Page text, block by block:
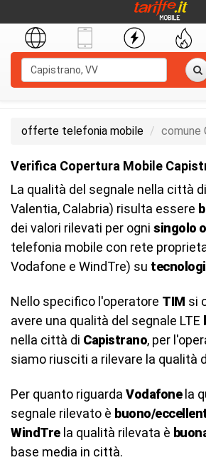
offerte telefonia mobile comune
Verifica Copertura Mobile
La qualità del segnale nella città di
Valentia, Calabria) risulta essere
dei valori rilevati per ogni singolo
telefonia mobile con rete
Vodafone e WindTre) su
Nello specifico l'operatore TIM si
avere una qualità del segnale LTE
nella città di Capistrano, per
siamo riusciti a rilevare la qualità
Per quanto riguarda Vodafonela
segnale rilevato è buono/
WindTrela qualità rilevata è
base media in città.